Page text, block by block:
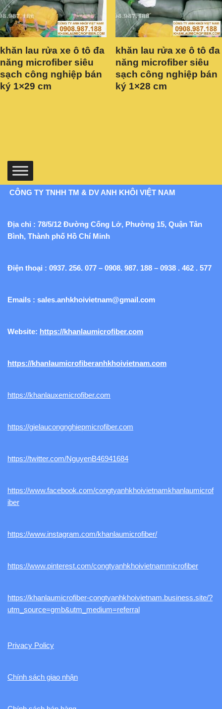
khăn lau rửa xe ô tô đa
năng microfiber siêu
sạch công nghiệp bán
ký 1×29 cm
khăn lau rửa xe ô tô đa
năng microfiber siêu
sạch công nghiệp bán
ký 1×28 cm
CÔNG TY TNHH TM & DV ANH KHÔI VIỆT NAM
Địa chỉ : 78/5/12 Đường Cống Lở, Phường 15, Quận Tân
Bình, Thành phố Hồ Chí Minh
Điện thoại : 0937. 256. 077 – 0908. 987. 188 – 0938 . 462 . 577
Emails : sales.anhkhoivietnam@gmail.com
Website: https://khanlaumicrofiber.com
https://khanlaumicrofiberanhkhoivietnam.com
https://khanlauxemicrofiber.com
https://gielaucongnghiepmicrofiber.com
https://twitter.com/NguyenB46941684
https://www.facebook.com/congtyanhkhoivietnamkhanlaumicrof
iber
https://www.instagram.com/khanlaumicrofiber/
https://www.pinterest.com/congtyanhkhoivietnammicrofiber
https://khanlaumicrofiber-congtyanhkhoivietnam.business.site/?
utm_source=gmb&utm_medium=referral
Privacy Policy
Chính sách giao nhận